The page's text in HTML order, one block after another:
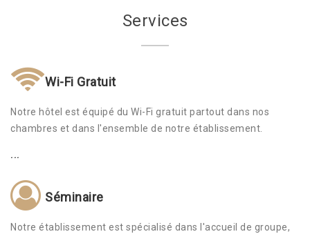
Services
Wi-Fi Gratuit
Notre hôtel est équipé du Wi-Fi gratuit partout dans nos
chambres et dans l'ensemble de notre établissement.
...
Séminaire
Notre établissement est spécialisé dans l'accueil de groupe,